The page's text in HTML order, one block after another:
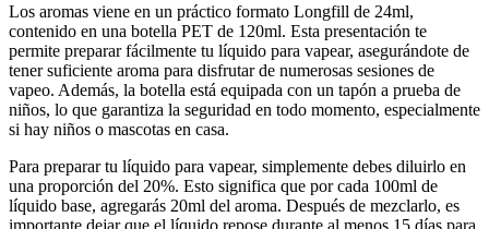
Los aromas viene en un práctico formato Longfill de 24ml,
contenido en una botella PET de 120ml. Esta presentación te
permite preparar fácilmente tu líquido para vapear, asegurándote de
tener suficiente aroma para disfrutar de numerosas sesiones de
vapeo. Además, la botella está equipada con un tapón a prueba de
niños, lo que garantiza la seguridad en todo momento, especialmente
si hay niños o mascotas en casa.
Para preparar tu líquido para vapear, simplemente debes diluirlo en
una proporción del 20%. Esto significa que por cada 100ml de
líquido base, agregarás 20ml del aroma. Después de mezclarlo, es
importante dejar que el líquido repose durante al menos 15 días para